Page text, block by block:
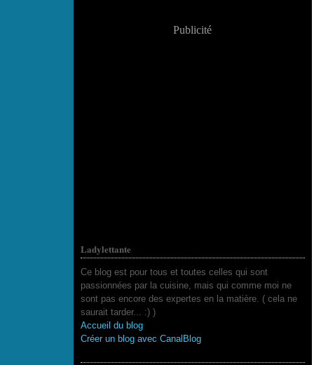
Publicité
Ladylettante
Ce blog est pour tous et toutes celles qui sont
passionnées par la cuisine, mais qui comme moi ne
sont pas encore des expertes en la matière. ( cela ne
saurait tarder... :) )
Accueil du blog
Créer un blog avec CanalBlog